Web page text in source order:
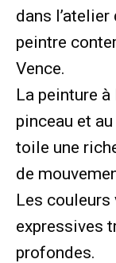
dans
peintre
Vence.
La peinture à
pinceau et
toile une
de
Les
expressives
profondes.